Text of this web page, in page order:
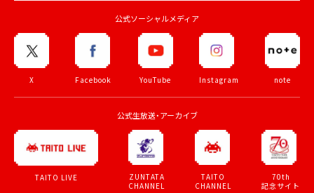
公式ソーシャルメディア
X Facebook YouTube Instagram note
公式生放送・アーカイブ
TAITO LIVE
ZUNTATA
CHANNEL
TAITO
CHANNEL
70th
記念サイト